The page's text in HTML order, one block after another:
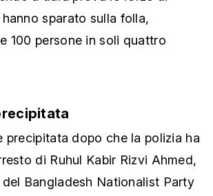
sparato sulla folla,
100 persone in soli quattro
precipitata dopo che la polizia ha
di Ruhul Kabir Rizvi Ahmed,
Bangladesh Nationalist Party